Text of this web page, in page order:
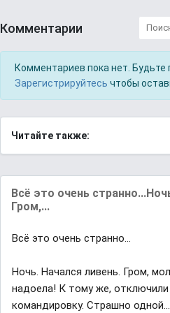
Комментарии
Комментариев пока нет. Будьте
Зарегистрируйтесь чтобы
Читайте также:
Всё это очень
Гром,...
Всё это очень странно...
Ночь. Начался ливень. Гром,
надоела! К тому же, отключили
командировку. Страшно